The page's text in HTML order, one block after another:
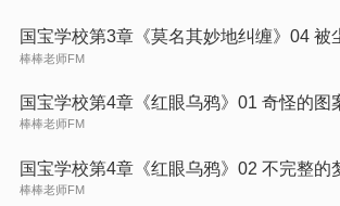
国宝学校第3章《莫名其妙地纠缠》04 被
棒棒老师FM
国宝学校第4章《红眼乌鸦》01 奇怪的图
棒棒老师FM
国宝学校第4章《红眼乌鸦》02 不完整的
棒棒老师FM